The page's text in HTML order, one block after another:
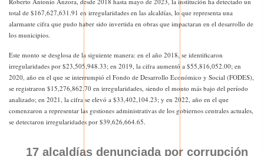
total de $167,627,631.91 en irregularidades en las alcaldías, lo que representa una
alarmante cifra que pudo haber sido invertida en obras que impactaran en el desarrollo de
los municipios.
Este monto se desglosa de la siguiente manera: en el año 2018, se identificaron
irregularidades por $23,505,948.33; en 2019, la cifra aumentó a $55,816,052.00; en
2020, año en el que se interrumpió el Fondo de Desarrollo Económico y Social (FODES),
se registraron $15,276,862.70 en irregularidades, siendo el monto más bajo del período
analizado; en 2021, la cifra se elevó a $33,402,104.23; y en 2022, año en el que
comenzaron a representar las gestiones administrativas de los gobiernos centrales actuales,
se detectaron irregularidades por $39,626,664.65.